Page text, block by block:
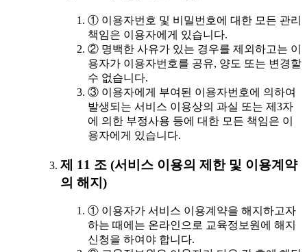
① 이용자번호 및 비밀번호에 대한 모든 관리
책임은 이용자에게 있습니다.
② 명백한 사유가 있는 경우를 제외하고는 이
용자가 이용자번호를 공유, 양도 또는 변경할
수 없습니다.
③ 이용자에게 부여된 이용자번호에 의하여
발생되는 서비스 이용상의 과실 또는 제3자
에 의한 부정사용 등에 대한 모든 책임은 이
용자에게 있습니다.
제 11 조 (서비스 이용의 제한 및 이용계약
의 해지)
① 이용자가 서비스 이용계약을 해지하고자
하는 때에는 온라인으로 교육정보원에 해지
신청을 하여야 합니다.